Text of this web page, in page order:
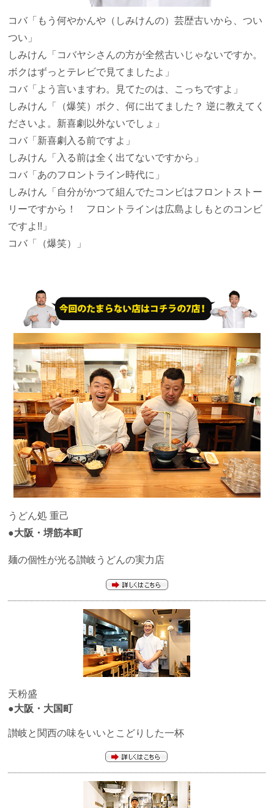
コバ 「もう何やかんや（しみけんの）芸歴古いから、つい
つい」
しみけん 「コバヤシさんの方が全然古いじゃないですか。
ボクはずっとテレビで見てましたよ」
コバ 「よう言いますわ。見てたのは、こっちですよ」
しみけん 「（爆笑）ボク、何に出てました？ 逆に教えてく
ださいよ。新喜劇以外ないでしょ」
コバ 「新喜劇入る前ですよ」
しみけん 「入る前は全く出てないですから」
コバ 「あのフロントライン時代に」
しみけん 「自分がかつて組んでたコンビはフロントストー
リーですから！ フロントラインは広島よしもとのコンビ
ですよ!!」
コバ 「（爆笑）」
うどん処 重己
●大阪・堺筋本町
麺の個性が光る讃岐うどんの実力店
天粉盛
●大阪・大国町
讃岐と関西の味をいいとこどりした一杯